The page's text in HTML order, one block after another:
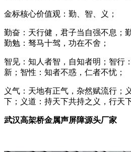
金标核心价值观：勤、智、义；
勤奋：天行健，君子当自强不息；
勤勉：驽马十驾，功在不舍；
智见：知人者智，自知者明；智行
新；智性：知者不惑，仁者不忧；
义气：天地有正气，杂然赋流行；
下；义道：持天下共持之义，行天
武汉高架桥金属声屏障源头厂家